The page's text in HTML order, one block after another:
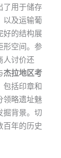
了用于储存
以及运输葡
好的结构展
形空间。参
人讨价还
杰拉地区考
包括印章和
领略遗址魅
掘背景。切
百年的历史